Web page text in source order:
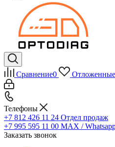
Сравнение0 Отложенные
Телефоны
+7 812 426 11 24 Отдел продаж
+7 995 595 11 00 MAX /
Заказать звонок